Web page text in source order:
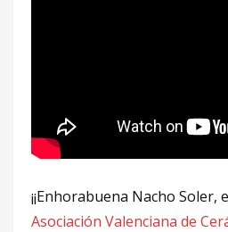
¡¡Enhorabuena Nacho Soler,
Asociación Valenciana de